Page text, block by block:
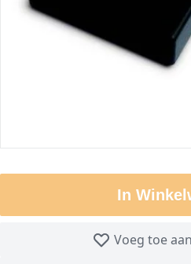
In
Voeg toe